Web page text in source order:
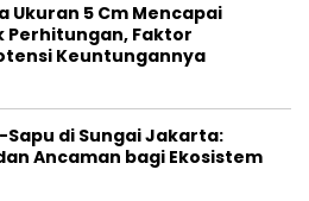
Ukuran 5 Cm Mencapai
Perhitungan, Faktor
Keuntungannya
Sapu di Sungai Jakarta:
Ancaman bagi Ekosistem